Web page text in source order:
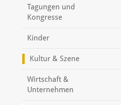
Tagungen und
Kongresse
Kinder
Kultur & Szene
Wirtschaft &
Unternehmen